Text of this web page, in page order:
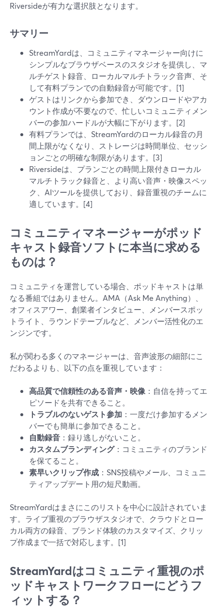
Riversideが有力な選択肢となります。
サマリー
StreamYardは、コミュニティマネージャー向けに
シンプルなブラウザベースのスタジオを提供し、マ
ルチゲスト録音、ローカルマルチトラック音声、そ
して有料プランでの自動録音が可能です。[1]
ゲストはリンクから参加でき、ダウンロードやアカ
ウント作成が不要なので、忙しいコミュニティメン
バーの参加ハードルが大幅に下がります。[2]
有料プランでは、StreamYardのローカル録音の月
間上限がなくなり、ストレージは時間単位、セッシ
ョンごとの明確な制限があります。[3]
Riversideは、プランごとの時間上限付きローカル
マルチトラック録音と、より高い音声・映像スペッ
ク、AIツールを提供しており、録音重視のチームに
適しています。[4]
コミュニティマネージャーがポッド
キャスト録音ソフトに本当に求める
ものは？
コミュニティを運営している場合、ポッドキャストは単
なる番組ではありません。AMA（Ask Me Anything）、
オフィスアワー、創業者インタビュー、メンバースポッ
トライト、ラウンドテーブルなど、メンバー活性化のエ
ンジンです。
私が関わる多くのマネージャーは、音声波形の細部にこ
だわるよりも、以下の点を重視しています：
高品質で信頼性のある音声・映像 ：自信を持ってエ
ピソードを共有できること。
トラブルのないゲスト参加 ：一度だけ参加するメン
バーでも簡単に参加できること。
自動録音 ：録り逃しがないこと。
カスタムブランディング：コミュニティのブランド
を保てること。
素早いクリップ作成 ：SNS投稿やメール、コミュニ
ティアップデート用の短尺動画。
StreamYardはまさにこのリストを中心に設計されていま
す。ライブ重視のブラウザスタジオで、クラウドとロー
カル両方の録音、ブランド体験のカスタマイズ、クリッ
プ作成まで一括で対応します。[1]
StreamYardはコミュニティ重視のポ
ッドキャストワークフローにどうフ
ィットする？